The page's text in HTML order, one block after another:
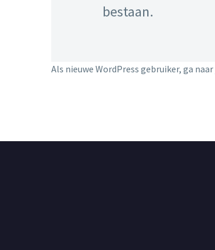
bestaan.
Als nieuwe WordPress gebruiker, ga naar